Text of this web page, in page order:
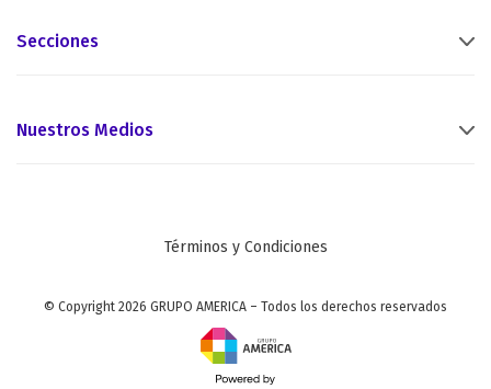
Secciones
Nuestros Medios
Términos y Condiciones
© Copyright 2026 GRUPO AMERICA – Todos los derechos reservados